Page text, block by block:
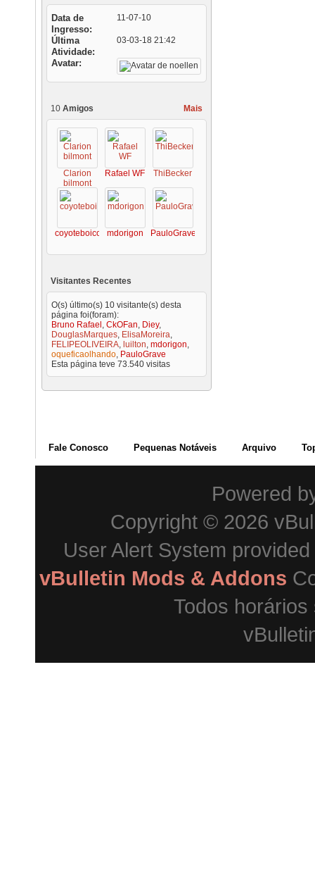
Data de
Ingresso
11-07-10
Última
Atividade
03-03-18 21:42
Avatar
Mais
10 Amigos
Clarion
bilmont
Rafael WF ThiBecker
coyoteboicotemdorigon PauloGrave
Visitantes Recentes
O(s) último(s) 10 visitante(s) desta
página foi(foram):
Bruno Rafael , CkOFan, Diey,
DouglasMarques, ElisaMoreira,
FELIPEOLIVEIRA, luilton, mdorigon,
oqueficaolhando, PauloGrave
Esta página teve 73.540 visitas
Fale Conosco Pequenas Notáveis Arquivo
Powered
Copyright © 2026
User Alert System
vBulletin Mods & Addons
Todos